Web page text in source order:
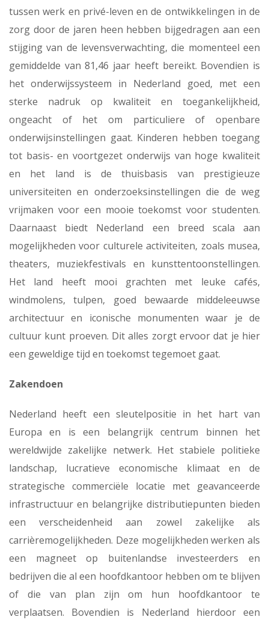
tussen werk en privé-leven en de ontwikkelingen in de
zorg door de jaren heen hebben bijgedragen aan een
stijging van de levensverwachting, die momenteel een
gemiddelde van 81,46 jaar heeft bereikt. Bovendien is
het onderwijssysteem in Nederland goed, met een
sterke nadruk op kwaliteit en toegankelijkheid,
ongeacht of het om particuliere of openbare
onderwijsinstellingen gaat. Kinderen hebben toegang
tot basis- en voortgezet onderwijs van hoge kwaliteit
en het land is de thuisbasis van prestigieuze
universiteiten en onderzoeksinstellingen die de weg
vrijmaken voor een mooie toekomst voor studenten.
Daarnaast biedt Nederland een breed scala aan
mogelijkheden voor culturele activiteiten, zoals musea,
theaters, muziekfestivals en kunsttentoonstellingen.
Het land heeft mooi grachten met leuke cafés,
windmolens, tulpen, goed bewaarde middeleeuwse
architectuur en iconische monumenten waar je de
cultuur kunt proeven. Dit alles zorgt ervoor dat je hier
een geweldige tijd en toekomst tegemoet gaat.
Zakendoen
Nederland heeft een sleutelpositie in het hart van
Europa en is een belangrijk centrum binnen het
wereldwijde zakelijke netwerk. Het stabiele politieke
landschap, lucratieve economische klimaat en de
strategische commerciële locatie met geavanceerde
infrastructuur en belangrijke distributiepunten bieden
een verscheidenheid aan zowel zakelijke als
carrièremogelijkheden. Deze mogelijkheden werken als
een magneet op buitenlandse investeerders en
bedrijven die al een hoofdkantoor hebben om te blijven
of die van plan zijn om hun hoofdkantoor te
verplaatsen. Bovendien is Nederland hierdoor een